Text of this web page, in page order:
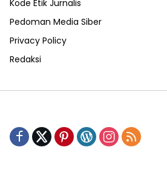
Kode Etik Jurnalis
Pedoman Media Siber
Privacy Policy
Redaksi